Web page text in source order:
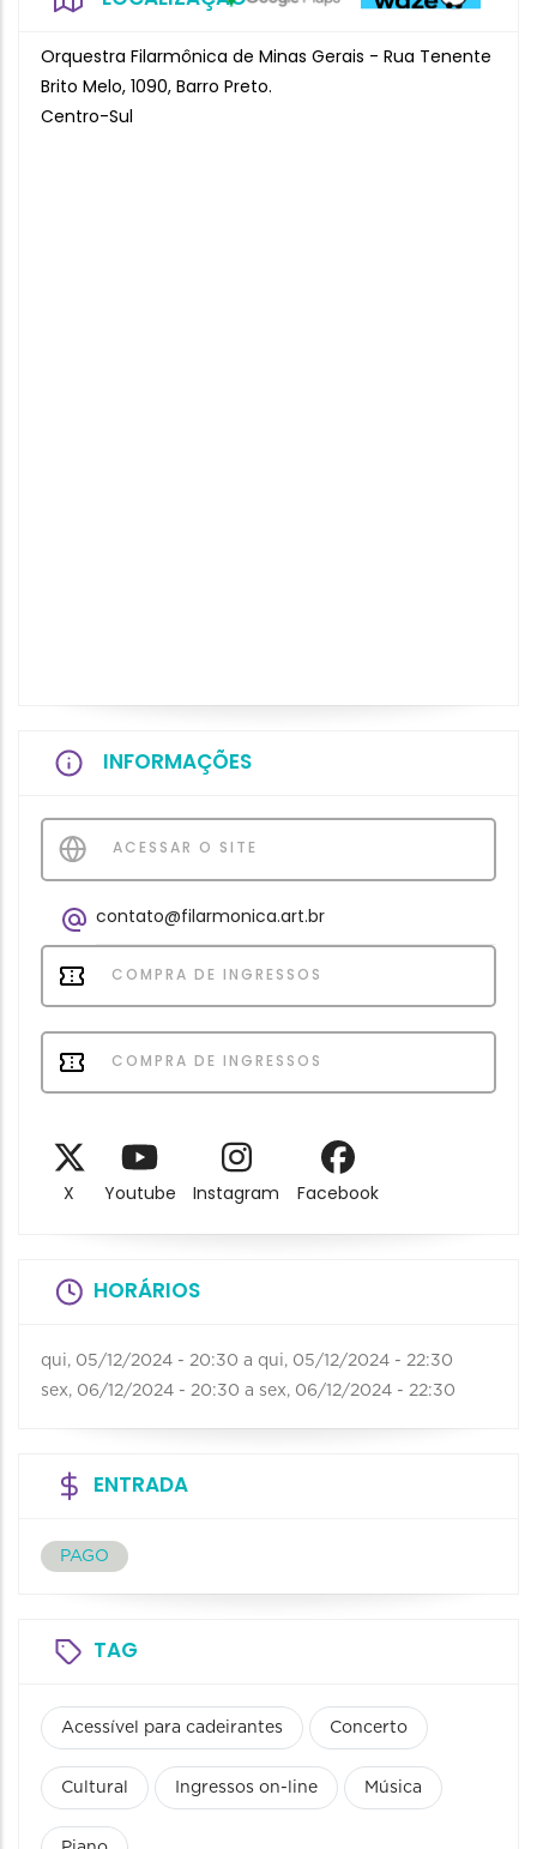
Orquestra Filarmônica de Minas Gerais - Rua Tenente
Brito Melo, 1090, Barro Preto.
Centro-Sul
INFORMAÇÕES
ACESSAR O SITE
contato@filarmonica.art.br
COMPRA DE INGRESSOS
COMPRA DE INGRESSOS
X Youtube Instagram Facebook
HORÁRIOS
qui, 05/12/2024 - 20:30 a qui, 05/12/2024 - 22:30
sex, 06/12/2024 - 20:30 a sex, 06/12/2024 - 22:30
ENTRADA
PAGO
TAG
Acessível para cadeirantes Concerto
Cultural Ingressos on-line Música